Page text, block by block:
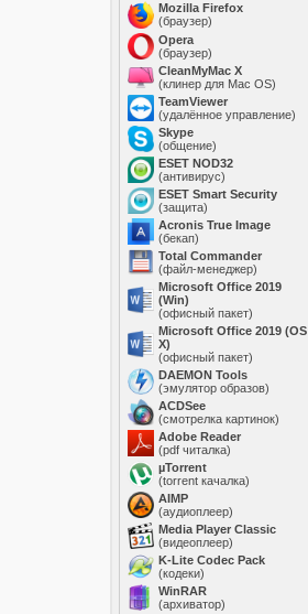
Mozilla Firefox
(браузер)
Opera
(браузер)
CleanMyMac X
(клинер для Mac OS)
TeamViewer
(удалённое управление)
Skype
(общение)
ESET NOD32
(антивирус)
ESET Smart Security
(защита)
Acronis True Image
(бекап)
Total Commander
(файл-менеджер)
Microsoft Office 2019
(Win)
(офисный пакет)
Microsoft Office 2019 (OS
X)
(офисный пакет)
DAEMON Tools
(эмулятор образов)
ACDSee
(смотрелка картинок)
Adobe Reader
(pdf читалка)
µTorrent
(torrent качалка)
AIMP
(аудиоплеер)
Media Player Classic
(видеоплеер)
K-Lite Codec Pack
(кодеки)
WinRAR
(архиватор)